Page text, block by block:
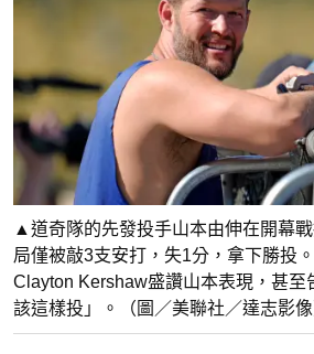
▲道奇隊的先發投手山本由伸在開幕
局僅被敲3支安打，失1分，拿下勝投
Clayton Kershaw盛讚山本表現，甚至
該這樣投」。（圖／美聯社／達志影像